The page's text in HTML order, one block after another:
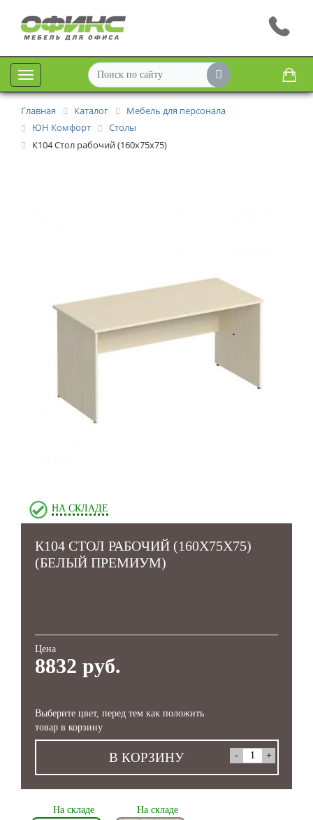
Меню
Главная Каталог
Мебель для персонала
ЮН Комфорт
Столы
К104 Стол рабочий (160х75х75)
НА СКЛАДЕ
К104 СТОЛ РАБОЧИЙ (160Х75Х75)
(БЕЛЫЙ ПРЕМИУМ)
Цена
8832 руб.
Выберите цвет, перед тем как положить
товар в корзину
В КОРЗИНУ
На складе На складе